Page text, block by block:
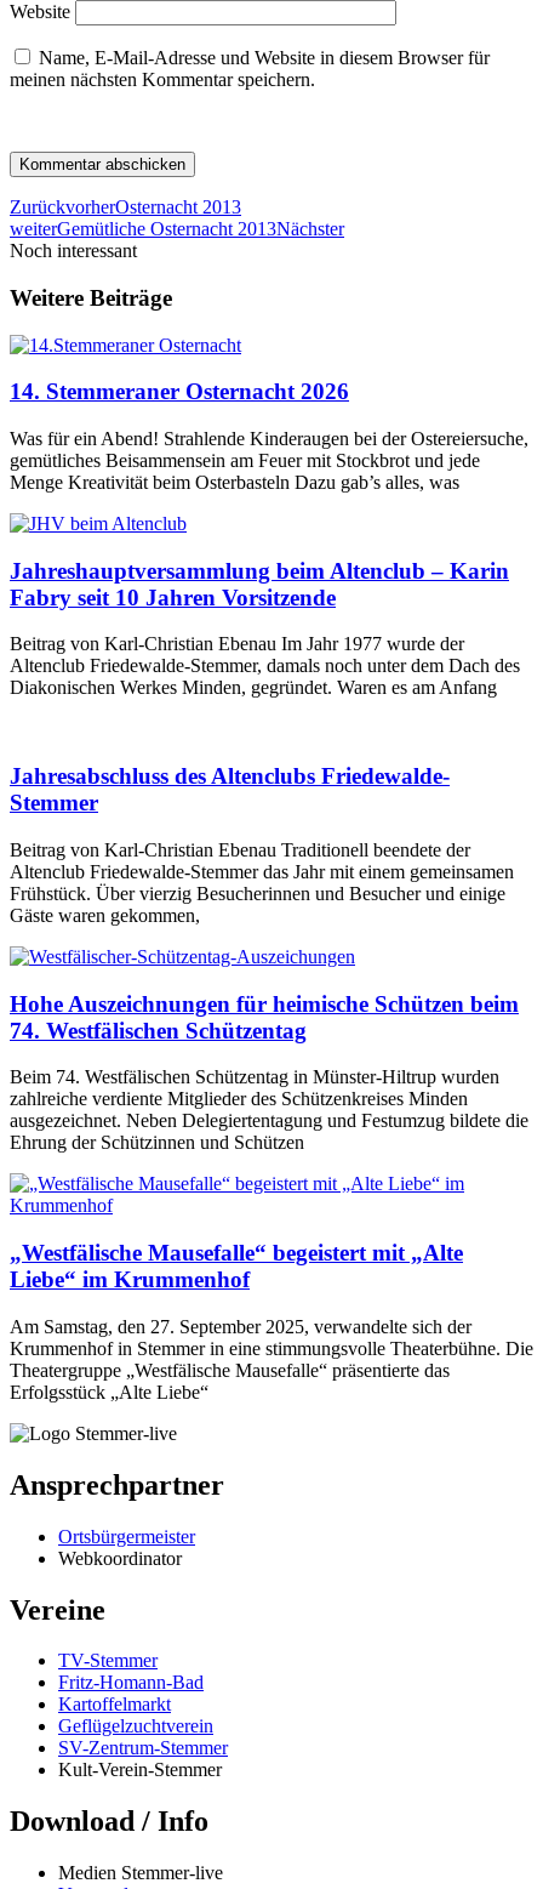
Website
Name, E-Mail-Adresse und Website in diesem Browser für
meinen nächsten Kommentar speichern.
ZurückvorherOsternacht 2013
weiterGemütliche Osternacht 2013Nächster
Noch interessant
Weitere Beiträge
14. Stemmeraner Osternacht 2026
Was für ein Abend! Strahlende Kinderaugen bei der Ostereiersuche,
gemütliches Beisammensein am Feuer mit Stockbrot und jede
Menge Kreativität beim Osterbasteln Dazu gab’s alles, was
Jahreshauptversammlung beim Altenclub – Karin
Fabry seit 10 Jahren Vorsitzende
Beitrag von Karl-Christian Ebenau Im Jahr 1977 wurde der
Altenclub Friedewalde-Stemmer, damals noch unter dem Dach des
Diakonischen Werkes Minden, gegründet. Waren es am Anfang
Jahresabschluss des Altenclubs Friedewalde-
Stemmer
Beitrag von Karl-Christian Ebenau Traditionell beendete der
Altenclub Friedewalde-Stemmer das Jahr mit einem gemeinsamen
Frühstück. Über vierzig Besucherinnen und Besucher und einige
Gäste waren gekommen,
Hohe Auszeichnungen für heimische Schützen beim
74. Westfälischen Schützentag
Beim 74. Westfälischen Schützentag in Münster-Hiltrup wurden
zahlreiche verdiente Mitglieder des Schützenkreises Minden
ausgezeichnet. Neben Delegiertentagung und Festumzug bildete die
Ehrung der Schützinnen und Schützen
„Westfälische Mausefalle“ begeistert mit „Alte
Liebe“ im Krummenhof
Am Samstag, den 27. September 2025, verwandelte sich der
Krummenhof in Stemmer in eine stimmungsvolle Theaterbühne. Die
Theatergruppe „Westfälische Mausefalle“ präsentierte das
Erfolgsstück „Alte Liebe“
Ansprechpartner
Ortsbürgermeister
Webkoordinator
Vereine
TV-Stemmer
Fritz-Homann-Bad
Kartoffelmarkt
Geflügelzuchtverein
SV-Zentrum-Stemmer
Kult-Verein-Stemmer
Download / Info
Medien Stemmer-live